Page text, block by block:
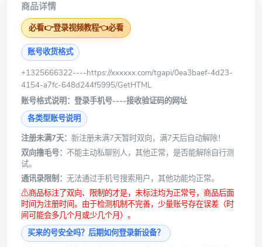
商品详情
必看👉登录视频教程👈必看
账号收货格式
+1325666322----https://xxxxxx.com/tgapi/0ea3baef-4d23-
4154-a7fc-648d244f5995/GetHTML
账号格式说明：登录手机号----接收验证码的网址
各类型账号说明
注册未满7天： 新注册未满7天暂时双向，满7天后自动解除！
双向撸毛号： 不能主动私聊别人，其他正常，是否能解除自行测
试。
通讯录限制： 无法通过手机号搜索用户，其他功能均正常。
⚠商品标注了双向、限制的才是，未标注均为正常号，商品后面
时间为注册时间。由于检测机制不完善，少量账号存在误差（时
间可能会多几个月或少几个月）。
买来的号安全吗？后期如何登录新设备？